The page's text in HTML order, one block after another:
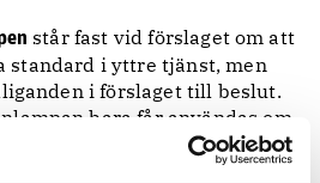
står fast vid förslaget om att
standard i yttre tjänst, men
i förslaget till beslut.
bara får användas om
att använda vapnet. I
står också att